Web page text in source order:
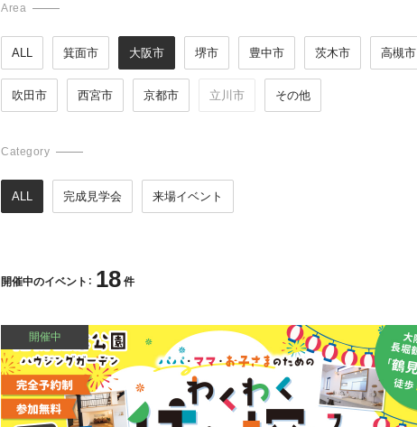
Area
ALL 箕面市 大阪市 堺市 豊中市 茨木市 高槻市
吹田市 西宮市 京都市 立川市 その他
Category
ALL 完成見学会 来場イベント
開催中のイベント： 18 件
開催中